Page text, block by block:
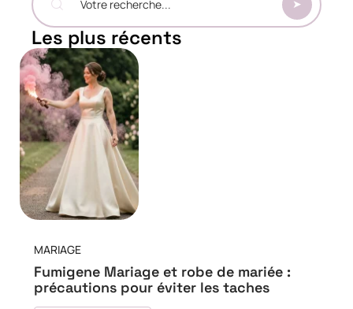
Les plus récents
MARIAGE
Fumigene Mariage et robe de mariée :
précautions pour éviter les taches